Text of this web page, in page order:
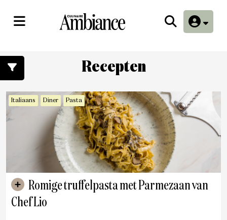
Recepten
Italiaans Diner Pasta
Chef Lio